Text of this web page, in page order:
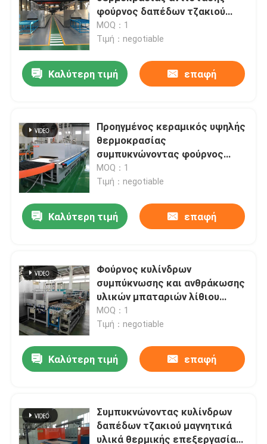
Σπίτι
Περίπου εμείς
φούρνος δαπέδων τζακιού
καλωδίων περιστροφικός για
τη συμπύκνωση υλικών
MOQ：1
Τιμή：negotiable
Καλύτερη τιμή επαφή
Προηγμένος κεραμικός υψηλής
θερμοκρασίας
συμπυκνώνοντας φούρνος
φούρνων δαπέδων τζακιού
κυλίνδρων υλικών
MOQ：1
Τιμή：negotiable
Καλύτερη τιμή επαφή
Φούρνος κυλίνδρων
συμπύκνωσης και ανθράκωσης
υλικών μπαταριών λίθιου
υψηλής θερμοκρασίας
MOQ：1
Τιμή：negotiable
Καλύτερη τιμή επαφή
Συμπυκνώνοντας κυλίνδρων
δαπέδων τζακιού μαγνητικά
υλικά θερμικής επεξεργασίας